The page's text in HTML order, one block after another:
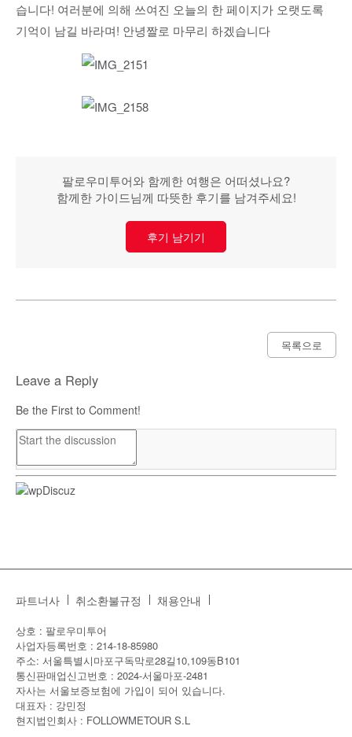
습니다! 여러분에 의해 쓰여진 오늘의 한 페이지가 오랫도록
기억이 남길 바라며! 안녕짤로 마무리 하겠습니다
팔로우미투어와 함께한 여행은 어떠셨나요?
함께한 가이드님께 따뜻한 후기를 남겨주세요!
후기 남기기
목록으로
Leave a Reply
Be the First to Comment!
파트너사 취소환불규정 채용안내
상호 : 팔로우미투어
사업자등록번호 : 214-18-85980
주소: 서울특별시마포구독막로28길10,109동B101
통신판매업신고번호 : 2024-서울마포-2481
자사는 서울보증보험에 가입이 되어 있습니다.
대표자 : 강민정
현지법인회사 : FOLLOWMETOUR S.L